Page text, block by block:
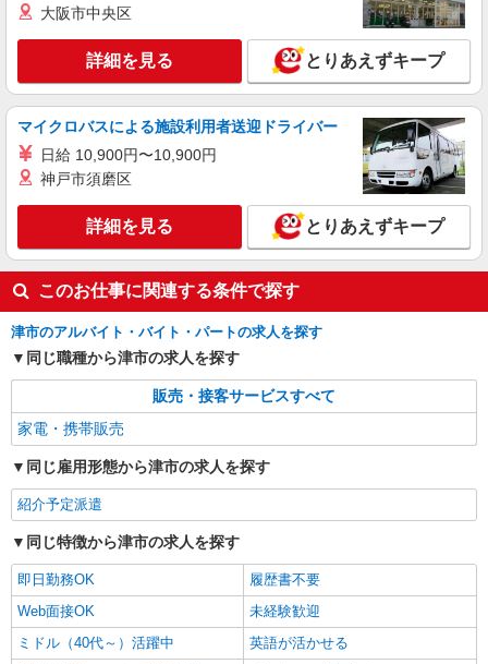
有）★ ゜・。○。・゜+゜・。○。・゜+゜
キープ 詳細を見る
派遣社員
株式会社シエロ
時給1300円〜1400円（経験・能力による） ※
残業代支給 ★交通費別途支給（規定あり） ゜
+゜・。○。・゜+゜・。○。・゜+゜ 入社祝い金10
万円支給(規定有) お友達を紹介頂くと, インセンテ
ィブ支給(規定有) ★月2回払い・週払い可能（規程
有）★ ゜・。○。・゜+゜・。○。・゜+゜
三重県津市のauショップ
詳細を見る
大阪市中央区
詳細を見る とりあえずキープ
マイクロバスによる施設利用者送迎ドライバー
日給 10,900円〜10,900円
神戸市須磨区
詳細を見る とりあえずキープ
このお仕事に関連する条件で探す
津市のアルバイト・バイト・パートの求人を探す
同じ職種から津市の求人を探す
販売・接客サービスすべて
家電・携帯販売
同じ雇用形態から津市の求人を探す
紹介予定派遣
同じ特徴から津市の求人を探す
即日勤務OK
履歴書不要
Web面接OK
未経験歓迎
ミドル（40代～）活躍中
英語が活かせる